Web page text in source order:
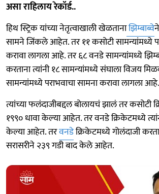
असा राहिलाय रेकॉर्ड..
हिथ स्ट्रिक यांच्या नेतृत्वाखाली खेळतानाझिम्बाब्वे
सामने जिंकले आहेत. तर ११ कसोटी सामन्यांमध्ये
करावा लागला आहे. तर ६८ वनडे सामन्यांमध्ये
करताना त्यांनी १८ सामन्यांमध्ये संघाला विजय
सामन्यांमध्ये पराभवाचा सामना करावा लागला आहे.
त्यांच्या फलंदाजीबद्दल बोलायचं झालं तर कसोटी
१९९० धावा केल्या आहेत. तर वनडे क्रिकेटमध्ये
केल्या आहेत. तरवनडेक्रिकेटमध्ये गोलंदाजी
सरासरीने २३९ गडी बाद केले आहेत.